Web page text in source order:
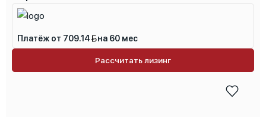
Платёж от 709.14 на 60 мес
Рассчитать лизинг